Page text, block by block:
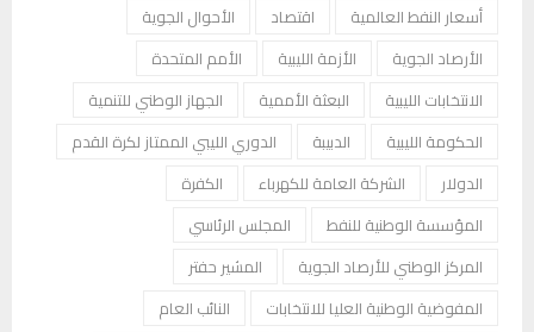
أسعار النفط العالمية
اقتصاد
الأحوال الجوية
الأرصاد الجوية
الأزمة الليبية
الأمم المتحدة
الانتخابات الليبية
البعثة الأممية
الجهاز الوطني للتنمية
الحكومة الليبية
الدبيبة
الدوري الليبي الممتاز لكرة القدم
الدولار
الشركة العامة للكهرباء
الكفرة
المؤسسة الوطنية للنفط
المجلس الرئاسي
المركز الوطني للأرصاد الجوية
المشير حفتر
المفوضية الوطنية العليا للانتخابات
النائب العام